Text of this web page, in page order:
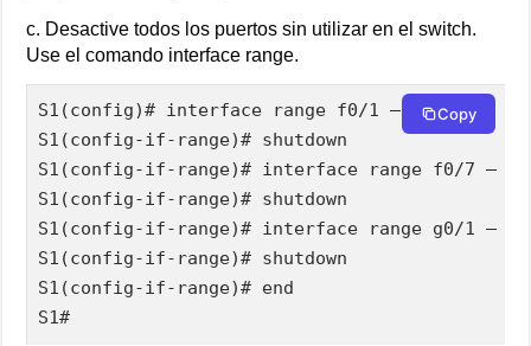
c. Desactive todos los puertos sin utilizar en el switch.
Use el comando interface range.
S1(config)# interface range f0/1 – 4
S1(config-if-range)# shutdown
S1(config-if-range)# interface range f0/7 – 24
S1(config-if-range)# shutdown
S1(config-if-range)# interface range g0/1 – 2
S1(config-if-range)# shutdown
S1(config-if-range)# end
S1#
Copy